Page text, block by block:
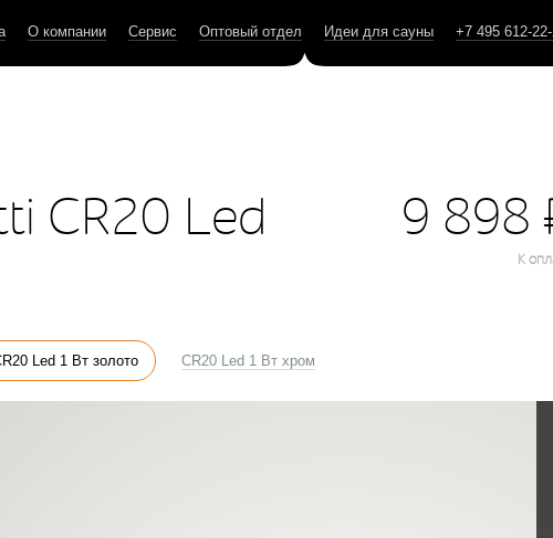
О компании Сервис Оптовый отдел Идеи для сауны +7 495 612-
CR20 Led
К
9 898
Led 1 Вт золото CR20 Led 1 Вт хром